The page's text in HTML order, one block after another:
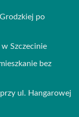
po
Szczecinie
bez
ul. Hangarowej